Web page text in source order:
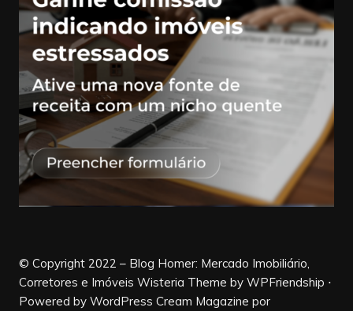
© Copyright 2022 – Blog Homer: Mercado Imobiliário,
Corretores e Imóveis Wisteria Theme by WPFriendship ⋅
Powered by WordPress Cream Magazine por